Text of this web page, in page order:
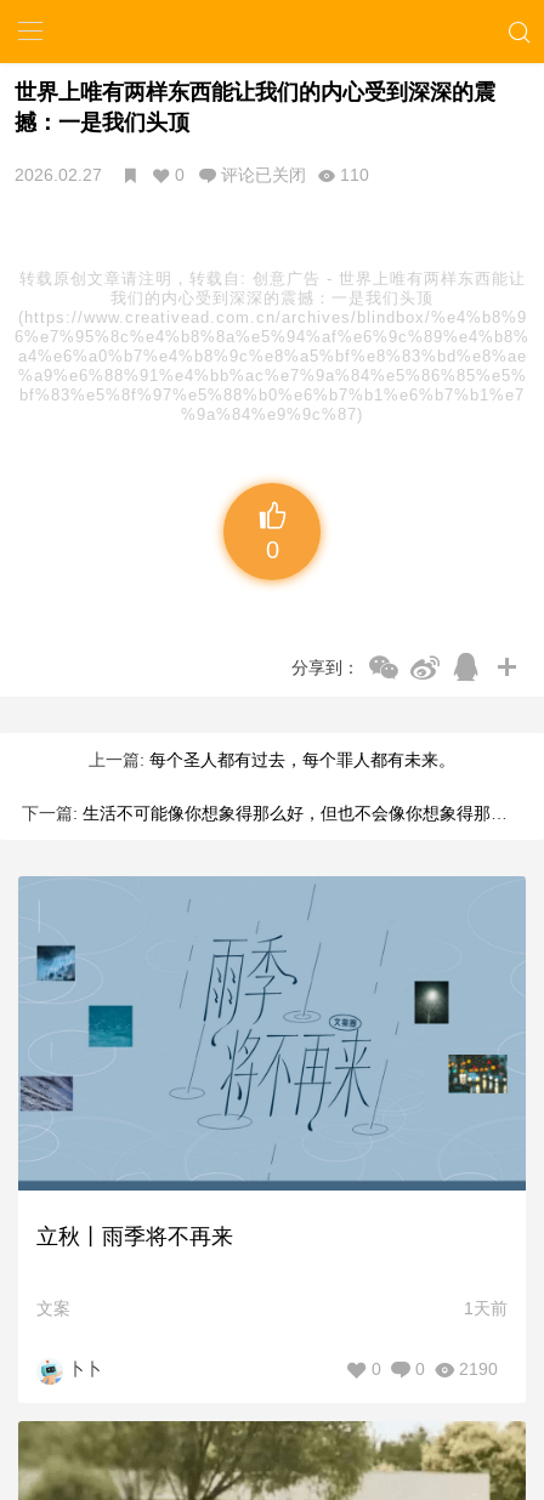
世界上唯有两样东西能让我们的内心受到深深的震
撼：一是我们头顶
2026.02.27 0 评论已关闭 110
转载原创文章请注明，转载自: 创意广告 -
世界上唯有两样东西能让
我们的内心受到深深的震撼：一是我们头顶
(https://www.creativead.com.cn/archives/blindbox/%e4%b8%9
6%e7%95%8c%e4%b8%8a%e5%94%af%e6%9c%89%e4%b8%
a4%e6%a0%b7%e4%b8%9c%e8%a5%bf%e8%83%bd%e8%ae
%a9%e6%88%91%e4%bb%ac%e7%9a%84%e5%86%85%e5%
bf%83%e5%8f%97%e5%88%b0%e6%b7%b1%e6%b7%b1%e7
%9a%84%e9%9c%87)
0
分享到：
上一篇: 每个圣人都有过去，每个罪人都有未来。
下一篇: 生活不可能像你想象得那么好，但也不会像你想象得那么糟。
立秋丨雨季将不再来
文案 1天前
卜卜 2190
0
0